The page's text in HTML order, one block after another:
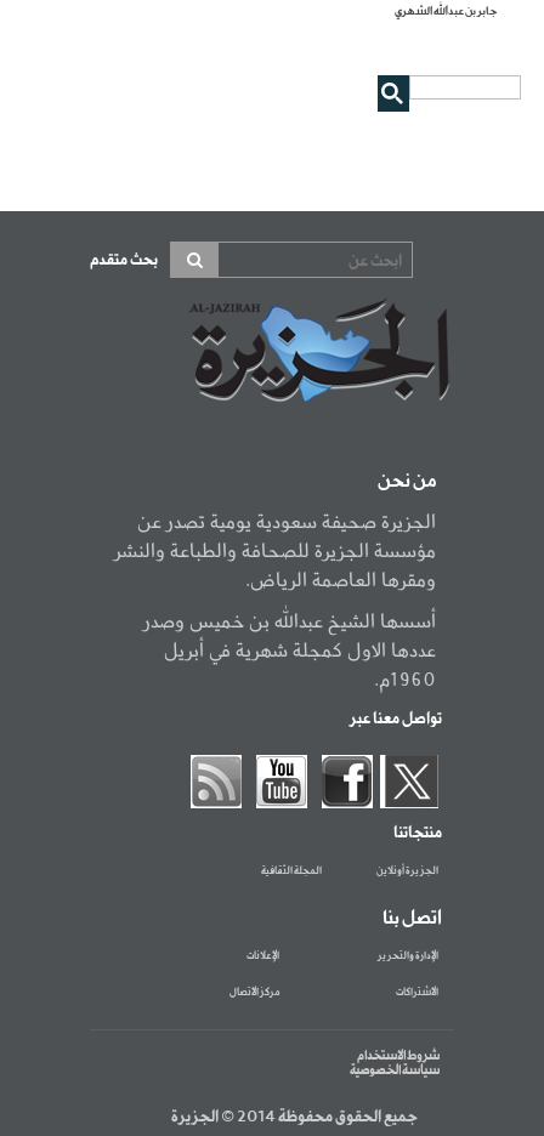
جابر بن عبدالله الشهري
بحث متقدم
من نحن
الجزيرة صحيفة سعودية يومية تصدر عن
مؤسسة الجزيرة للصحافة والطباعة والنشر
ومقرها العاصمة الرياض.
أسسها الشيخ عبدالله بن خميس وصدر
عددها الاول كمجلة شهرية في أبريل
1960م.
تواصل معنا عبر
منتجاتنا
الجزيرة أونلاين المجلة الثقافية
اتصل بنا
الإدارة والتحرير الإعلانات
الاشتراكات مركز الاتصال
شروط الاستخدام
سياسة الخصوصية
جميع الحقوق محفوظة 2014 © الجزيرة